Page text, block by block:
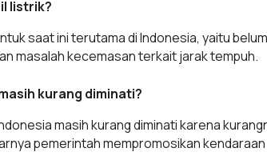
listrik?
saat ini terutama di Indonesia, yaitu
masalah kecemasan terkait jarak tempuh.
kurang diminati?
masih kurang diminati karena
pemerintah mempromosikan